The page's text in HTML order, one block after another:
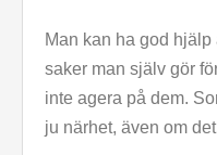
Man kan ha god
saker man själv gör
inte agera på dem.
ju närhet, även om